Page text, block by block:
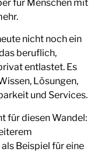
für Menschen mit
nicht noch ein
beruflich,
entlastet. Es
Lösungen,
und Services.
für diesen Wandel:
Beispiel für eine